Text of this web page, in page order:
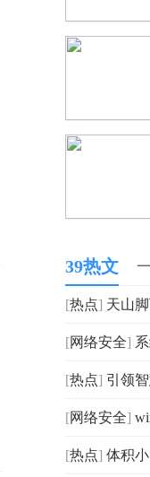
39热文
[热点] 天山脚下
[网络安全] 系
[热点] 引领智
[网络安全]
[热点] 体积小电力